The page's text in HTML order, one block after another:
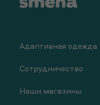
Адаптивная одежда
Сотрудничество
Наши магазины